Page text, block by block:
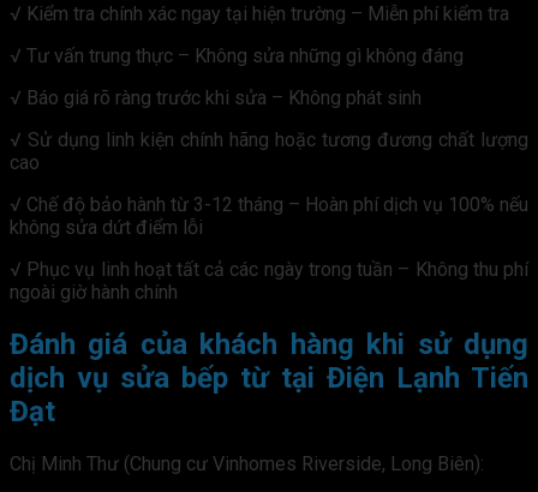
√ Kiểm tra chính xác ngay tại hiện trường – Miễn phí kiểm tra
√ Tư vấn trung thực – Không sửa những gì không đáng
√ Báo giá rõ ràng trước khi sửa – Không phát sinh
√ Sử dụng linh kiện chính hãng hoặc tương đương chất lượng
cao
√ Chế độ bảo hành từ 3-12 tháng – Hoàn phí dịch vụ 100% nếu
không sửa dứt điểm lỗi
√ Phục vụ linh hoạt tất cả các ngày trong tuần – Không thu phí
ngoài giờ hành chính
Đánh giá của khách hàng khi sử dụng
dịch vụ sửa bếp từ tại Điện Lạnh Tiến
Đạt
Chị Minh Thư (Chung cư Vinhomes Riverside, Long Biên):